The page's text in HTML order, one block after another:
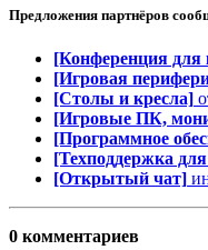
Предложения партнёров
[Конференция
[Игровая
[Столы и кресла]
[Игровые ПК,
[Программное
[Техподдержка
[Открытый чат]
0 комментариев